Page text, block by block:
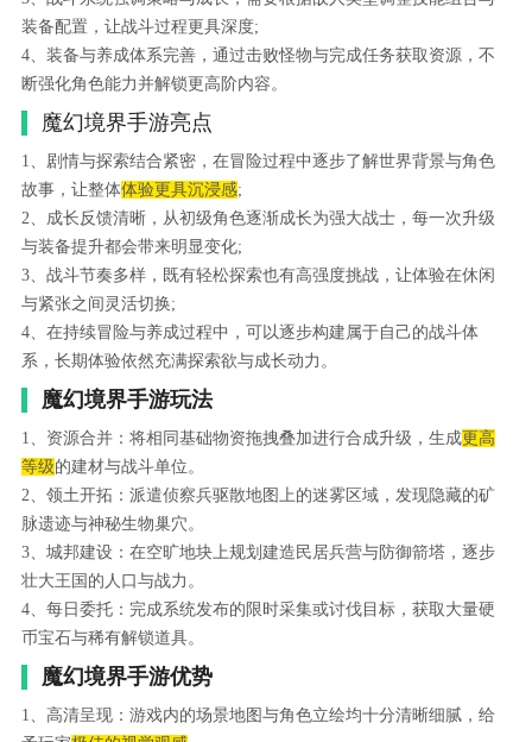
装备配置，让战斗过程更具深度;
4、装备与养成体系完善，通过击败怪物与完成任务获取资源，不
断强化角色能力并解锁更高阶内容。
魔幻境界手游亮点
1、剧情与探索结合紧密，在冒险过程中逐步了解世界背景与角色
故事，让整体体验更具沉浸感;
2、成长反馈清晰，从初级角色逐渐成长为强大战士，每一次升级
与装备提升都会带来明显变化;
3、战斗节奏多样，既有轻松探索也有高强度挑战，让体验在休闲
与紧张之间灵活切换;
4、在持续冒险与养成过程中，可以逐步构建属于自己的战斗体
系，长期体验依然充满探索欲与成长动力。
魔幻境界手游玩法
1、资源合并：将相同基础物资拖拽叠加进行合成升级，生成更高
等级的建材与战斗单位。
2、领土开拓：派遣侦察兵驱散地图上的迷雾区域，发现隐藏的矿
脉遗迹与神秘生物巢穴。
3、城邦建设：在空旷地块上规划建造民居兵营与防御箭塔，逐步
壮大王国的人口与战力。
4、每日委托：完成系统发布的限时采集或讨伐目标，获取大量硬
币宝石与稀有解锁道具。
魔幻境界手游优势
1、高清呈现：游戏内的场景地图与角色立绘均十分清晰细腻，给